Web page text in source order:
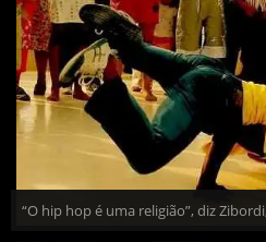
“O hip hop é uma religião”, diz